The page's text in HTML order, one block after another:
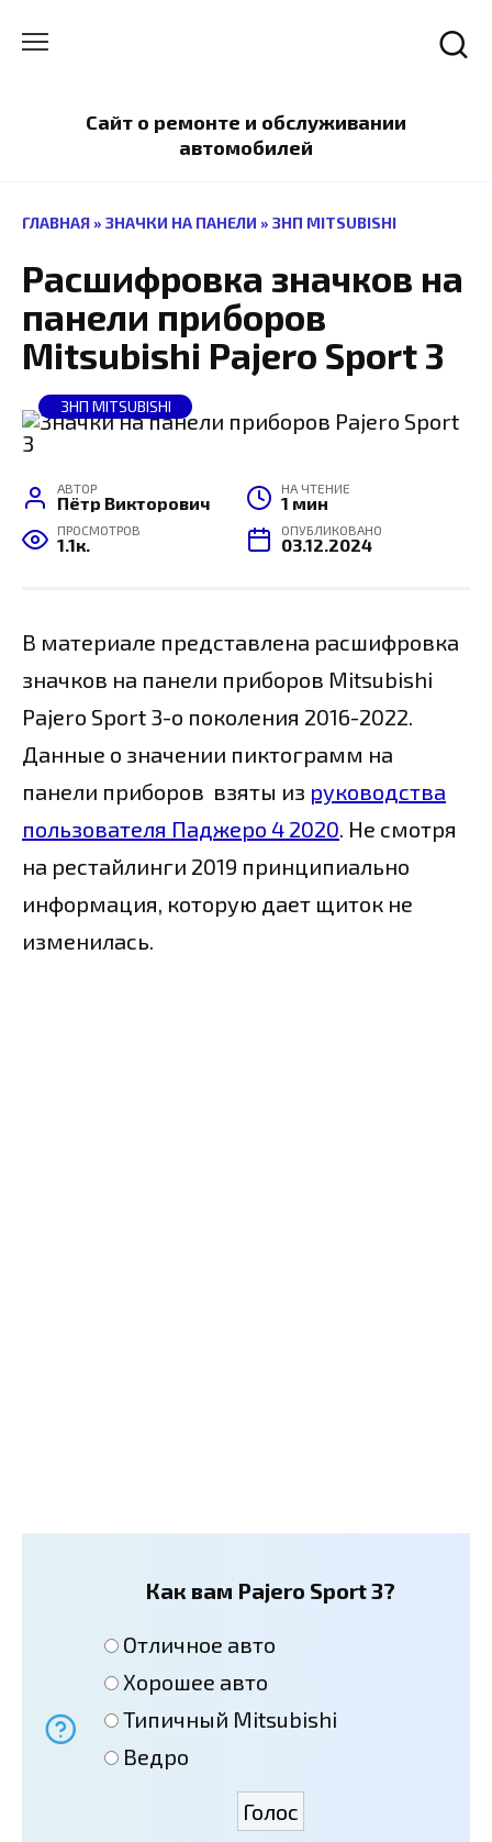
содержанию
Сайт о ремонте и обслуживании
автомобилей
ГЛАВНАЯ » ЗНАЧКИ НА ПАНЕЛИ » ЗНП MITSUBISHI
Расшифровка значков на
панели приборов
Mitsubishi Pajero Sport 3
ЗНП MITSUBISHI
АВТОР
Пётр Викторович
НА ЧТЕНИЕ
1 мин
ПРОСМОТРОВ
1.1к.
ОПУБЛИКОВАНО
03.12.2024
В материале представлена расшифровка
значков на панели приборов Mitsubishi
Pajero Sport 3-о поколения 2016-2022.
Данные о значении пиктограмм на
панели приборов взяты из руководства
пользователя Паджеро 4 2020. Не смотря
на рестайлинги 2019 принципиально
информация, которую дает щиток не
изменилась.
Как вам Pajero Sport 3?
Отличное авто
Хорошее авто
Типичный Mitsubishi
Ведро